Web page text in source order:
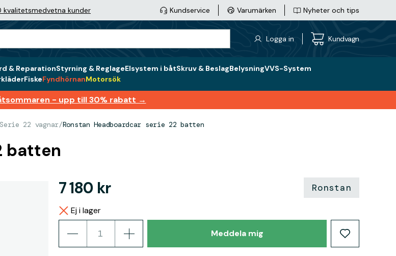
kunder Kundservice Varumärken Nyheter och tips
Logga in Kundvagn
& ReparationStyrning & ReglageElsystem i båtSkruv & BeslagBelysningVVS-System
FiskeFyndhörnanMotorsök
- upp till 30% rabatt →
Serie 22 vagnar/Ronstan Headboardcar serie 22 batten
batten
7 180 kr Ronstan
Ej i lager
Meddela mig